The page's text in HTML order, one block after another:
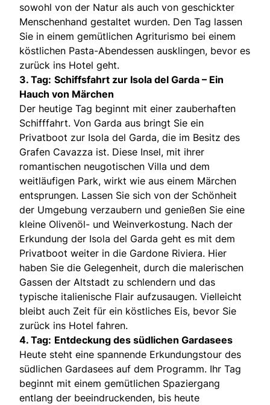
sowohl von der Natur als auch von geschickter
Menschenhand gestaltet wurden. Den Tag lassen
Sie in einem gemütlichen Agriturismo bei einem
köstlichen Pasta-Abendessen ausklingen, bevor es
zurück ins Hotel geht.
3. Tag: Schiffsfahrt zur Isola del Garda – Ein
Hauch von Märchen
Der heutige Tag beginnt mit einer zauberhaften
Schifffahrt. Von Garda aus bringt Sie ein
Privatboot zur Isola del Garda, die im Besitz des
Grafen Cavazza ist. Diese Insel, mit ihrer
romantischen neugotischen Villa und dem
weitläufigen Park, wirkt wie aus einem Märchen
entsprungen. Lassen Sie sich von der Schönheit
der Umgebung verzaubern und genießen Sie eine
kleine Olivenöl- und Weinverkostung. Nach der
Erkundung der Isola del Garda geht es mit dem
Privatboot weiter in die Gardone Riviera. Hier
haben Sie die Gelegenheit, durch die malerischen
Gassen der Altstadt zu schlendern und das
typische italienische Flair aufzusaugen. Vielleicht
bleibt auch Zeit für ein köstliches Eis, bevor Sie
zurück ins Hotel fahren.
4. Tag: Entdeckung des südlichen Gardasees
Heute steht eine spannende Erkundungstour des
südlichen Gardasees auf dem Programm. Ihr Tag
beginnt mit einem gemütlichen Spaziergang
entlang der beeindruckenden, bis heute